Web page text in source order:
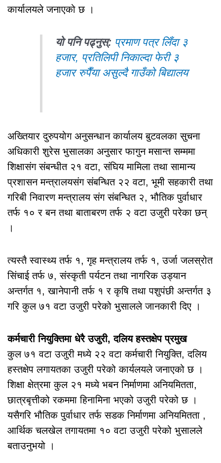
कार्यालयले जनाएको छ ।
यो पनि पढ्नुस्: प्रमाण पत्र लिँदा ३
हजार, प्रतिलिपी निकाल्दा फेरी ३
हजार रुपैँया असुल्दै गाउँको बिद्यालय
अख्तियार दुरुपयोग अनुसन्धान कार्यालय बुटवलका सुचना
अधिकारी शुरेस भुसालका अनुसार फागुन मसान्त सम्ममा
शिक्षासंग संबन्धीत २१ वटा, संघिय मामिला तथा सामान्य
प्रशासन मन्त्रालयसंग संबन्धित २२ वटा, भूमी सहकारी तथा
गरिबी निवारण मन्त्रालय संग संबन्धित २, भौतिक पुर्वाधार
तर्फ १० र बन तथा बाताबरण तर्फ २ वटा उजुरी परेका छन्
।
त्यस्तै स्वास्थ्य तर्फ १, गृह मन्त्रालय तर्फ १, उर्जा जलस्रोत
सिंचाई तर्फ ७, संस्कृती पर्यटन तथा नागरिक उड्यान
अन्तर्गत १, खानेपानी तर्फ १ र कृषि तथा पशुपंछी अन्तर्गत ३
गरि कुल ७१ वटा उजुरी परेको भुसालले जानकारी दिए ।
कर्मचारी नियुक्तिमा धेरै उजुरी, दलिय हस्तक्षेप प्रमुख
कुल ७१ वटा उजुरी मध्ये २२ वटा कर्मचारी नियुक्ति, दलिय
हस्तक्षेप लगायतका उजुरी परेको कार्यलयले जनाएको छ ।
शिक्षा क्षेत्रमा कुल २१ मध्ये भबन निर्माणमा अनियमितता,
छात्रबृत्तीको रकममा हिनामिना भएको उजुरी परेको छ ।
यसैगरि भौतिक पुर्वाधार तर्फ सडक निर्माणमा अनियमितता ,
आर्थिक चलखेल तगायतमा १० वटा उजुरी परेको भुसालले
बताउनुभयो ।